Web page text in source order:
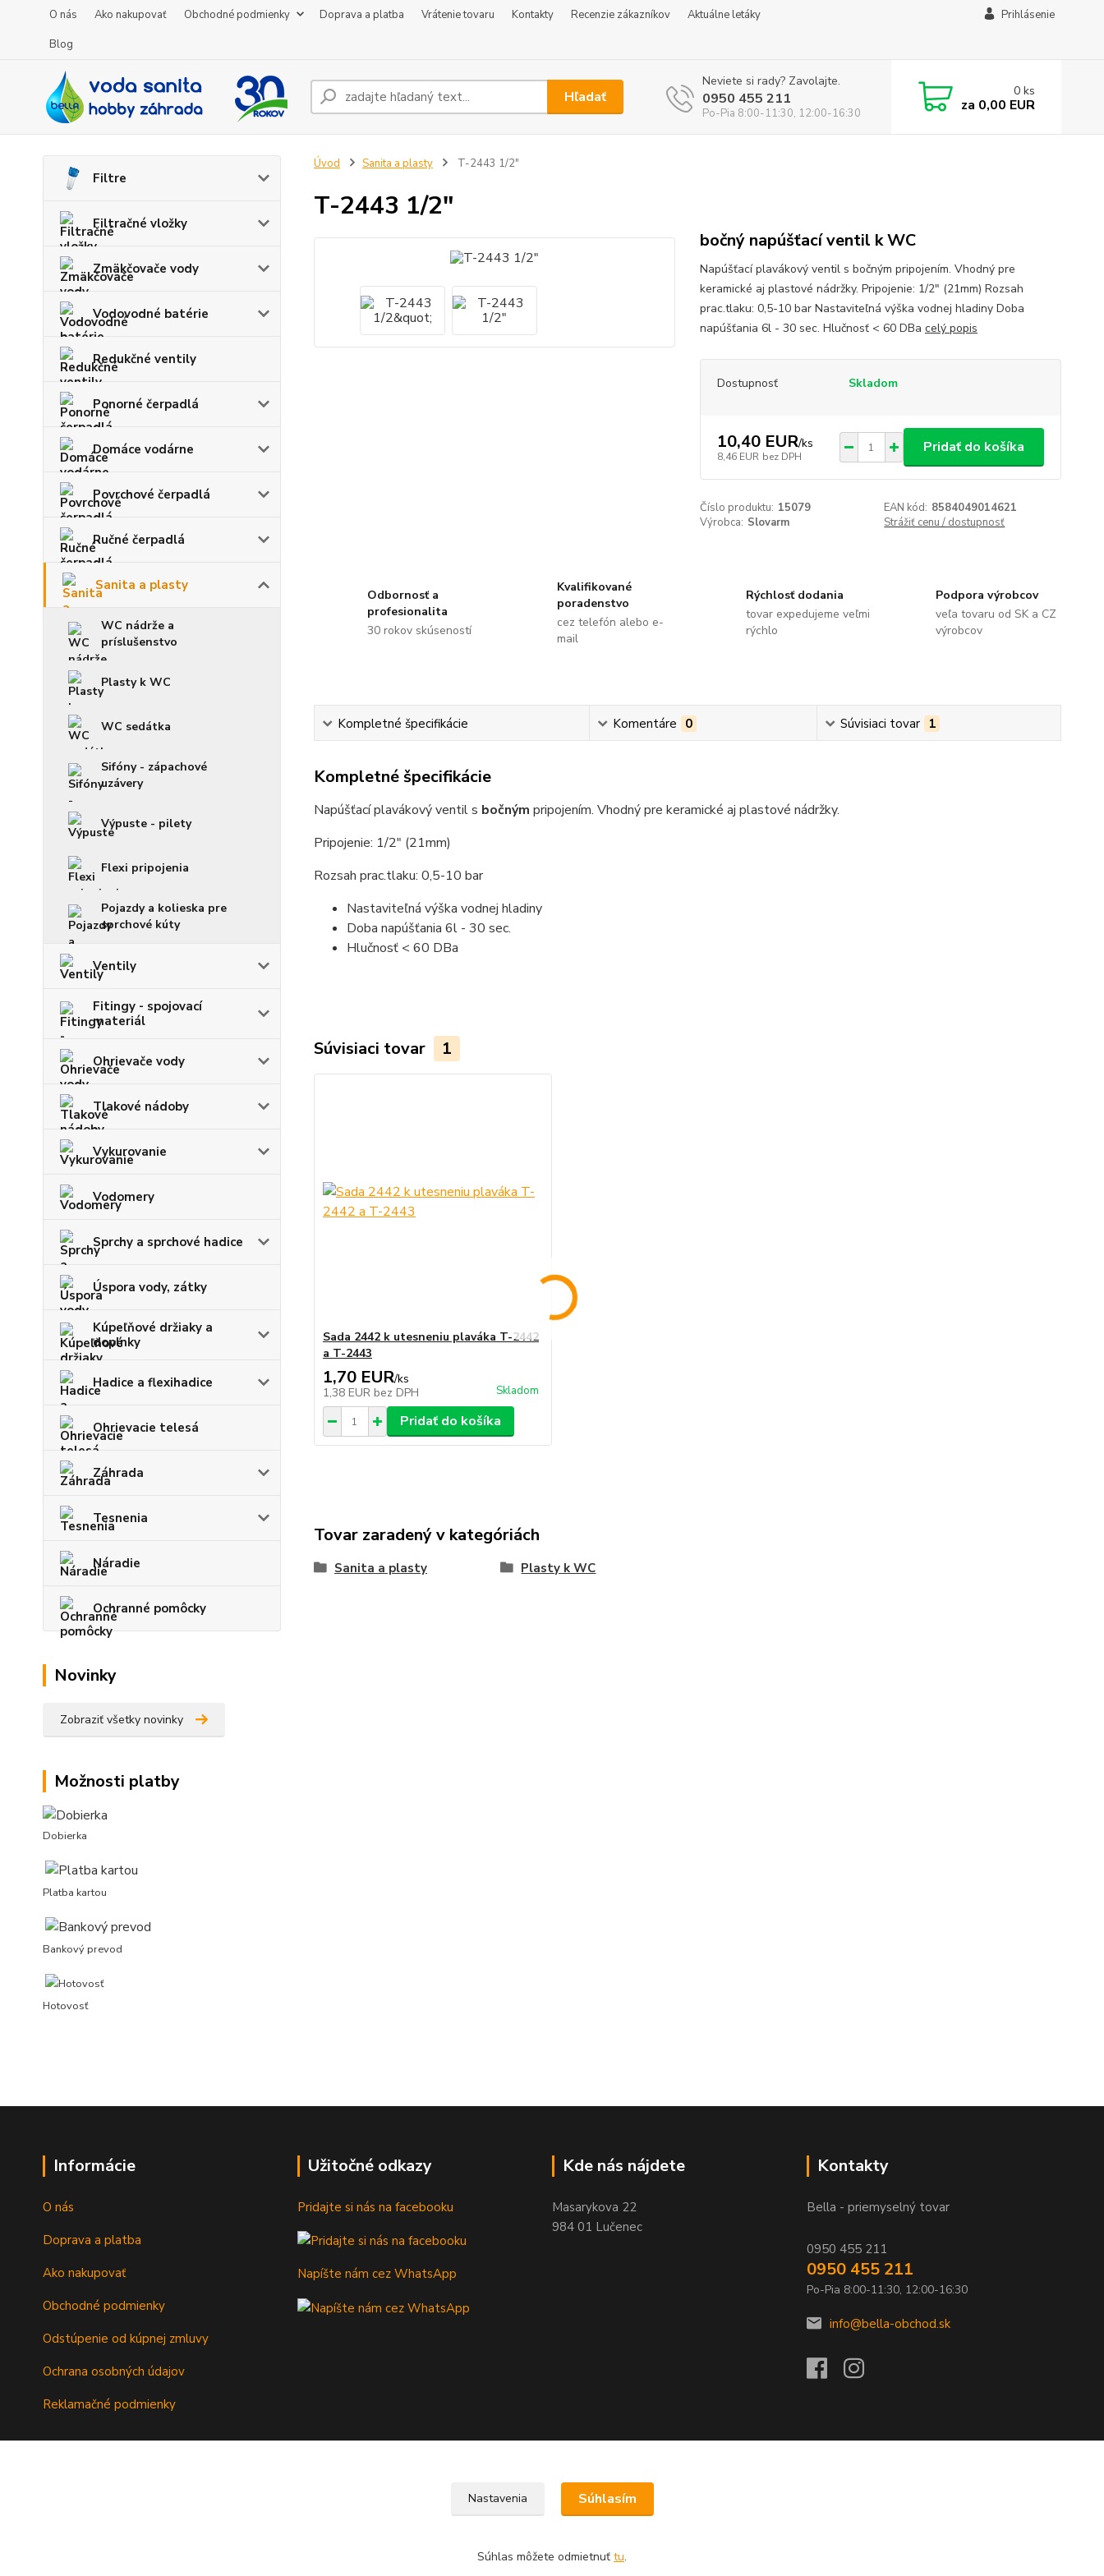
O nás Ako nakupovať Obchodné podmienky Doprava a platba Vrátenie tovaru Kontakty Recenzie zákazníkov
Aktuálne letáky
Blog
Prihlásenie
Hľadať
Neviete si rady? Zavolajte.
0950 455 211
Po-Pia 8:00-11:30, 12:00-16:30
0 ks
za 0,00 EUR
Filtre
Filtračné vložky
Zmäkčovače vody
Vodovodné batérie
Redukčné ventily
Ponorné čerpadlá
Domáce vodárne
Povrchové čerpadlá
Ručné čerpadlá
Sanita a plasty
WC nádrže a
príslušenstvo
Plasty k WC
WC sedátka
Sifóny - zápachové
uzávery
Výpuste - pilety
Flexi pripojenia
Pojazdy a kolieska pre
sprchové kúty
Ventily
Fitingy - spojovací
materiál
Ohrievače vody
Tlakové nádoby
Vykurovanie
Vodomery
Sprchy a sprchové hadice
Úspora vody, zátky
Kúpeľňové držiaky a
doplnky
Hadice a flexihadice
Ohrievacie telesá
Záhrada
Tesnenia
Náradie
Ochranné pomôcky
Novinky
Zobraziť všetky novinky
Možnosti platby
Dobierka
Platba kartou
Bankový prevod
Hotovosť
Úvod Sanita a plasty T-2443 1/2"
T-2443 1/2"
bočný napúšťací ventil k WC
Napúšťací plavákový ventil s bočným pripojením. Vhodný pre
keramické aj plastové nádržky. Pripojenie: 1/2" (21mm) Rozsah
prac.tlaku: 0,5-10 bar Nastaviteľná výška vodnej hladiny Doba
napúšťania 6l - 30 sec. Hlučnosť < 60 DBa celý popis
Dostupnosť Skladom
10,40 EUR/ks
8,46 EUR bez DPH
Pridať do košíka
Číslo produktu: 15079 EAN kód: 8584049014621
Výrobca: Slovarm Strážiť cenu / dostupnosť
Odbornosť a
profesionalita
30 rokov skúseností
Kvalifikované
poradenstvo
cez telefón alebo e-
mail
Rýchlosť dodania
tovar expedujeme veľmi
rýchlo
Podpora výrobcov
veľa tovaru od SK a CZ
výrobcov
Kompletné špecifikácie Komentáre 0 Súvisiaci tovar 1
Kompletné špecifikácie
Napúšťací plavákový ventil s bočným pripojením. Vhodný pre keramické aj plastové nádržky.
Pripojenie: 1/2" (21mm)
Rozsah prac.tlaku: 0,5-10 bar
Nastaviteľná výška vodnej hladiny
Doba napúšťania 6l - 30 sec.
Hlučnosť < 60 DBa
Súvisiaci tovar 1
Sada 2442 k utesneniu plaváka T-2442
a T-2443
1,70 EUR/ks
1,38 EUR bez DPH Skladom
Pridať do košíka
Tovar zaradený v kategóriách
Sanita a plasty Plasty k WC
Informácie
O nás
Doprava a platba
Ako nakupovať
Obchodné podmienky
Odstúpenie od kúpnej zmluvy
Ochrana osobných údajov
Reklamačné podmienky
Užitočné odkazy
Pridajte si nás na facebooku
Napíšte nám cez WhatsApp
Kde nás nájdete
Masarykova 22
984 01 Lučenec
Kontakty
Bella - priemyselný tovar
0950 455 211
0950 455 211
Po-Pia 8:00-11:30, 12:00-16:30
info@bella-obchod.sk
Nastavenia Súhlasím
Súhlas môžete odmietnuť tu.